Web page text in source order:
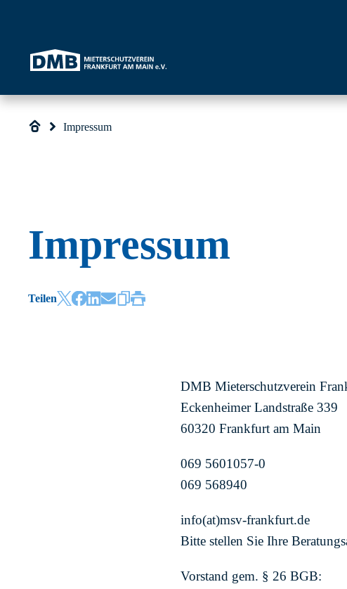
Impressum
Impressum
Teilen
DMB Mieterschutzverein
Eckenheimer Landstraße 339
60320 Frankfurt am Main
069 5601057-0
069 568940
info(at)msv-frankfurt.de
Bitte stellen Sie Ihre
Vorstand gem. § 26 BGB: